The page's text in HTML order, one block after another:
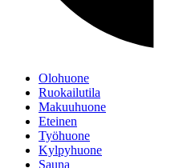
Olohuone
Ruokailutila
Makuuhuone
Eteinen
Työhuone
Kylpyhuone
Sauna